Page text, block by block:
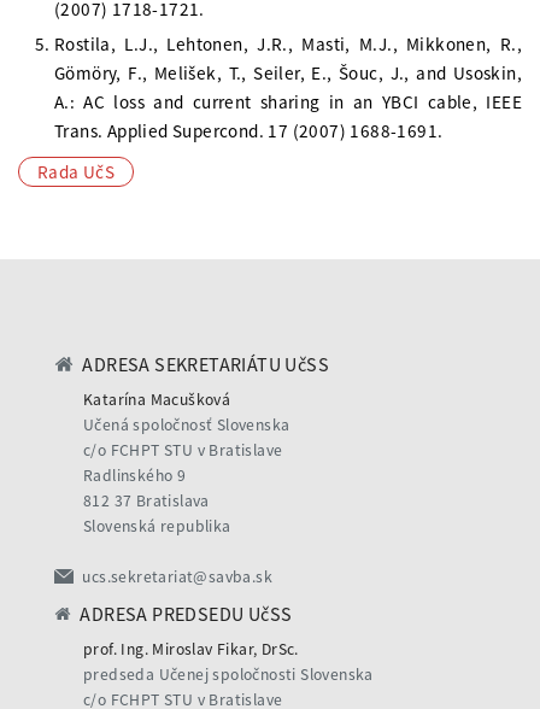
(2007) 1718-1721.
Rostila, L.J., Lehtonen, J.R., Masti, M.J., Mikkonen, R.,
Gömöry, F., Melišek, T., Seiler, E., Šouc, J., and Usoskin,
A.: AC loss and current sharing in an YBCI cable, IEEE
Trans. Applied Supercond. 17 (2007) 1688-1691.
Rada UčS
ADRESA SEKRETARIÁTU UčSS
Katarína Macušková
Učená spoločnosť Slovenska
c/o FCHPT STU v Bratislave
Radlinského 9
812 37 Bratislava
Slovenská republika
ucs.sekretariat@savba.sk
ADRESA PREDSEDU UčSS
prof. Ing. Miroslav Fikar, DrSc.
predseda Učenej spoločnosti Slovenska
c/o FCHPT STU v Bratislave